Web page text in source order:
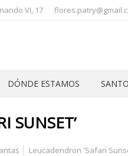
VI, 17
DÓNDE ESTAMOS
SUNSET’
Leucadendron 'Safari